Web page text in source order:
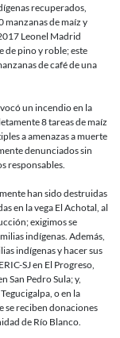
recuperados,
manzanas de maíz y
Leonel Madrid
de pino y roble; este
de café de una
un incendio en la
8 tareas de maíz
a amenazas a muerte
denunciados sin
responsables.
han sido destruidas
en la vega El Achotal, al
exigimos se
indígenas. Además,
indígenas y hacer sus
SJ en El Progreso,
San Pedro Sula; y,
o en la
se reciben donaciones
de Río Blanco.